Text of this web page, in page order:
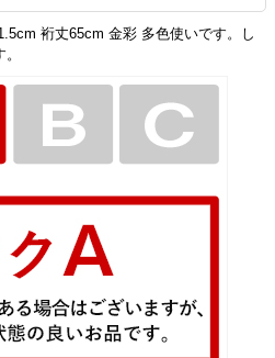
裄丈65cm 金彩 多色使いです。し